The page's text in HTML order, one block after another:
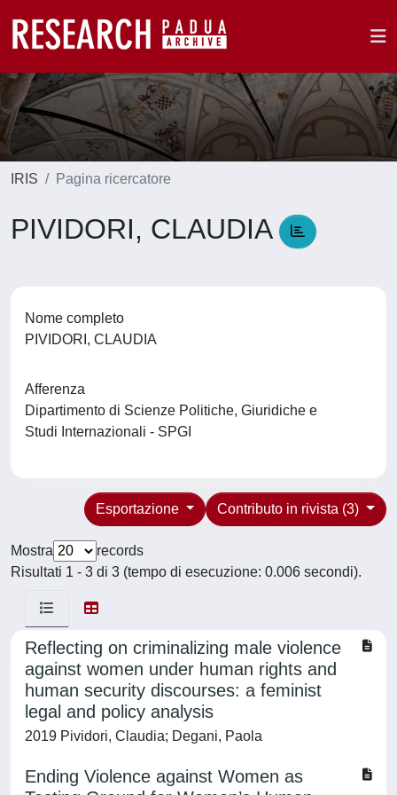
IRIS Pagina ricercatore
PIVIDORI, CLAUDIA
Nome completo
PIVIDORI, CLAUDIA
Afferenza
Dipartimento di Scienze Politiche, Giuridiche e
Studi Internazionali - SPGI
Contributo in rivista (3)
Esportazione
Mostra
records
Risultati 1 - 3 di 3 (tempo di esecuzione: 0.006 secondi).
Reflecting on criminalizing male violence
against women under human rights and
human security discourses: a feminist
legal and policy analysis
2019 Pividori, Claudia; Degani, Paola
Ending Violence against Women as